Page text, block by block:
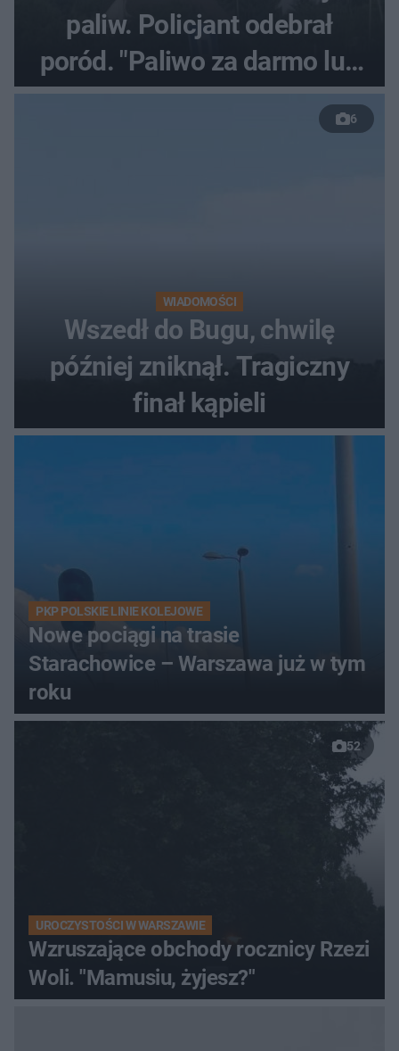
paliw. Policjant odebrał
poród. "Paliwo za darmo lub
50 %!"
6
WIADOMOŚCI
Wszedł do Bugu, chwilę
później zniknął. Tragiczny
finał kąpieli
PKP POLSKIE LINIE KOLEJOWE
Nowe pociągi na trasie
Starachowice – Warszawa już w tym
roku
52
UROCZYSTOŚCI W WARSZAWIE
Wzruszające obchody rocznicy Rzezi
Woli. "Mamusiu, żyjesz?"